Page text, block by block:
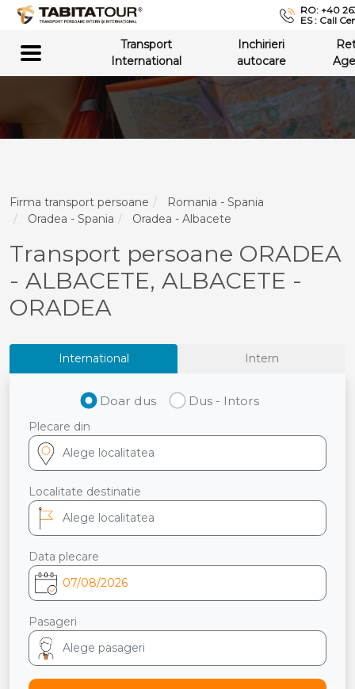
RO: +40
ES : Call
Transport
International
Inchirieri
autocare
Firma transport persoane
Romania - Spania
Oradea - Spania
Oradea - Albacete
Transport persoane ORADEA
- ALBACETE, ALBACETE -
ORADEA
International Intern
Doar dus Dus - Intors
Plecare din
Localitate destinatie
Data plecare
Pasageri